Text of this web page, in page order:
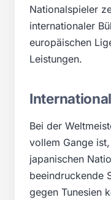
Nationalspieler
internationaler
europäischen
Leistungen.
Bei der
vollem Gange
japanischen
beeindruckende
gegen Tunesien